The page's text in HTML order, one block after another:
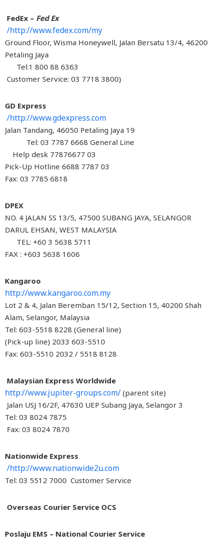
FedEx –Fed Ex
http://www.fedex.com/my/
Ground Floor, Wisma Honeywell, Jalan Bersatu 13/4,
Petaling Jaya
Tel:1 800 88 6363
GD Express
http://www.gdexpress.com/
Tel: 03 7787 6668 General Line
Fax: 03 7785 6818
DPEX
NO. 4 JALAN SS 13/5, 47500 SUBANG JAYA, SELANGOR
DARUL EHSAN, WEST MALAYSIA
TEL: +60 3 5638 5711
FAX : +603 5638 1606
Kangaroo
http://www.kangaroo.com.my
Lot 2 & 4, Jalan Beremban 15/12, Section 15, 40200 Shah
Alam, Selangor, Malaysia
Tel: 603-5518 8228 (General line)
Fax: 603-5510 2032 / 5518 8128
Malaysian Express Worldwide
http://www.jupiter-groups.com/(parent site)
Tel: 03 8024 7875
Fax: 03 8024 7870
Nationwide Express
http://www.nationwide2u.com/
Tel: 03 5512 7000 Customer Service
Overseas Courier Service OCS
Poslaju EMS – National Courier Service